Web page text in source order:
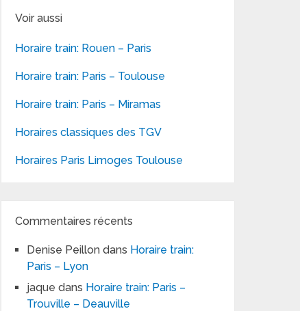
Voir aussi
Horaire train: Rouen – Paris
Horaire train: Paris – Toulouse
Horaire train: Paris – Miramas
Horaires classiques des TGV
Horaires Paris Limoges Toulouse
Commentaires récents
Denise Peillon dans Horaire train:
Paris – Lyon
jaque dans Horaire train: Paris –
Trouville – Deauville